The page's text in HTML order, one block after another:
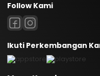
Follow Kami
Ikuti Perkembangan